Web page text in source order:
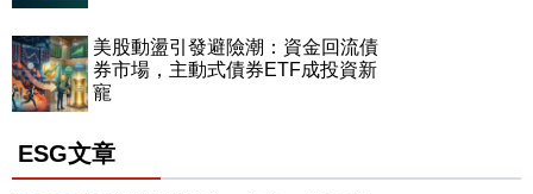
美股動盪引發避險潮：資金回流債
券市場，主動式債券ETF成投資新
寵
ESG文章